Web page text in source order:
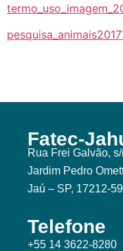
pesquisa_animais2017
Fatec-
Rua Frei Galvão, s/
Jardim Pedro
Jaú – SP, 17212-
Telefone
+55 14 3622-8280